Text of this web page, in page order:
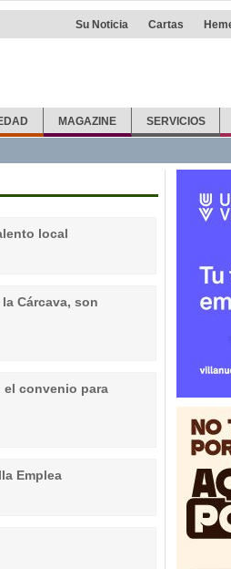
Su Noticia Cartas
MAGAZINE SERVICIOS
local
Cárcava, son
el convenio para
Emplea